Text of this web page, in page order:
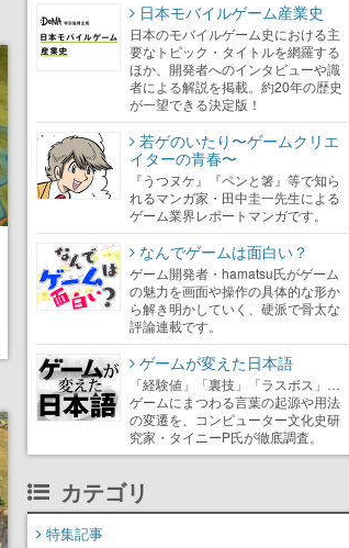
日本モバイルゲーム産業史
日本のモバイルゲーム史における主
要なトピック・タイトルを網羅する
ほか、開発者へのインタビューや識
者による解説を掲載。約20年の歴史
が一望できる決定版！
若ゲのいたり〜ゲームクリエ
イターの青春〜
『うつヌケ』『ペンと箸』等で知ら
れるマンガ家・田中圭一先生による
ゲーム業界レポートマンガです。
なんでゲームは面白い？
ゲーム開発者・hamatsu氏がゲーム
の魅力を画面や操作の具体的な形か
ら解き明かしていく、硬派で骨太な
評論連載です。
ゲームが変えた日本語
「経験値」「裏技」「ラスボス」…
ゲームにまつわる言葉の起源や用法
の変遷を、コンピューター文化史研
究家・タイニーP氏が徹底調査。
カテゴリ
特集記事